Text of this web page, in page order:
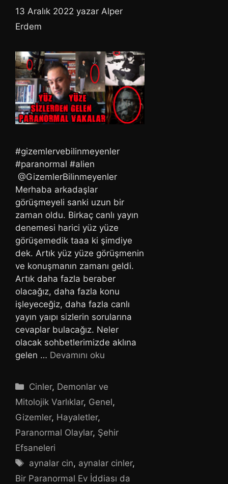
13 Aralık 2022 yazar Alper
Erdem
#gizemlervebilinmeyenler
#paranormal #alien
@GizemlerBilinmeyenler
Merhaba arkadaşlar
görüşmeyeli sanki uzun bir
zaman oldu. Birkaç canlı yayın
denemesi harici yüz yüze
görüşemedik taaa ki şimdiye
dek. Artık yüz yüze görüşmenin
ve konuşmanın zamanı geldi.
Artık daha fazla beraber
olacağız, daha fazla konu
işleyeceğiz, daha fazla canlı
yayın yaıpı sizlerin sorularına
cevaplar bulacağız. Neler
olacak sohbetlerimizde aklına
gelen … Devamını oku
Kategoriler
Cinler, Demonlar ve
Mitolojik Varlıklar, Genel,
Gizemler, Hayaletler,
Paranormal Olaylar, Şehir
Efsaneleri
Etiketler
aynalar cin, aynalar cinler,
Bir Paranormal Ev İddiası da